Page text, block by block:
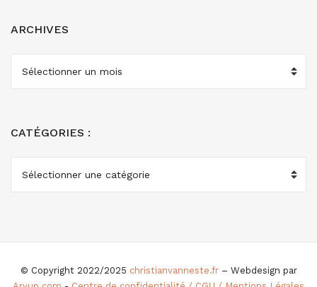
ARCHIVES
ARCHIVES
CATÉGORIES :
CATÉGORIES
© Copyright 2022/2025 christianvanneste.fr– Webdesign par